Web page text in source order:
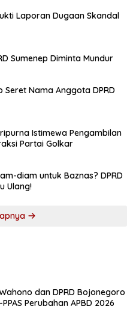
Laporan Dugaan Skandal
Sumenep Diminta Mundur
Seret Nama Anggota DPRD
Istimewa Pengambilan
Partai Golkar
diam untuk Baznas? DPRD
Ulang!
dan DPRD Bojonegoro
Perubahan APBD 2026